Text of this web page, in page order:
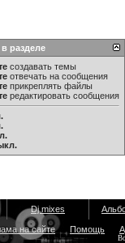
разделе
создавать темы
отвечать на сообщения
прикреплять файлы
редактировать сообщения
Dj mixes
на сайте Помощь